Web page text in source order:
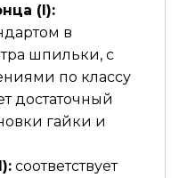
(l):
в
шпильки, с
по классу
достаточный
гайки и
соответствует